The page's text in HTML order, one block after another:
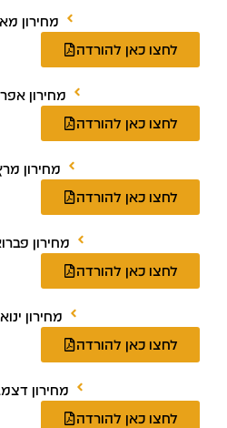
מחירון מאי / 26
לחצו כאן להורדה
מחירון אפריל / 26
לחצו כאן להורדה
מחירון מרץ / 26
לחצו כאן להורדה
מחירון פברואר / 26
לחצו כאן להורדה
מחירון ינואר / 26
לחצו כאן להורדה
מחירון דצמבר / 25
לחצו כאן להורדה